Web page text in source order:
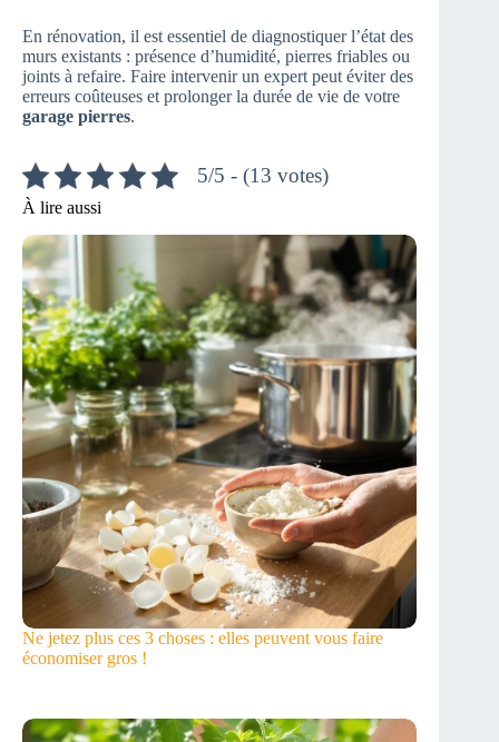
En rénovation, il est essentiel de diagnostiquer l’état des
murs existants : présence d’humidité, pierres friables ou
joints à refaire. Faire intervenir un expert peut éviter des
erreurs coûteuses et prolonger la durée de vie de votre
garage pierres.
5/5 - (13 votes)
À lire aussi
Ne jetez plus ces 3 choses : elles peuvent vous faire
économiser gros !